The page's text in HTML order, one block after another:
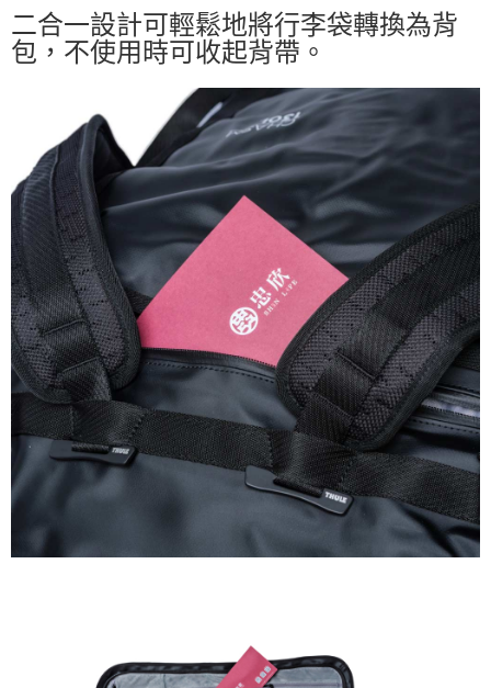
二合一設計可輕鬆地將行李袋轉換為背
包，不使用時可收起背帶。